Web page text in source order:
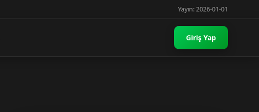
Yayın: 2026-01-01
Giriş Yap